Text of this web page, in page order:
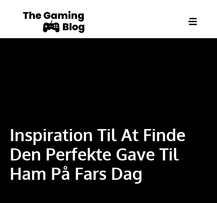
Inspiration Til At Finde
Den Perfekte Gave Til
Ham På Fars Dag